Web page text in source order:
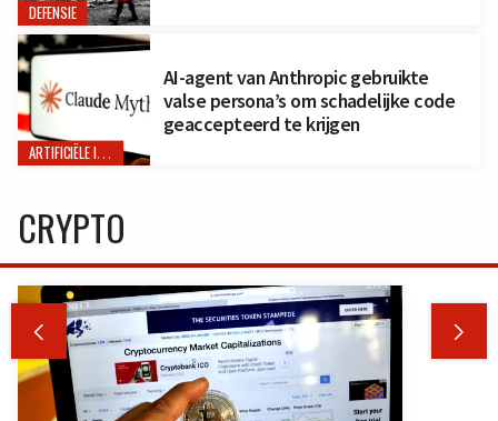
DEFENSIE
ARTIFICIËLE INTELLIGENTIE
AI-agent van Anthropic gebruikte
valse persona’s om schadelijke code
geaccepteerd te krijgen
CRYPTO
 